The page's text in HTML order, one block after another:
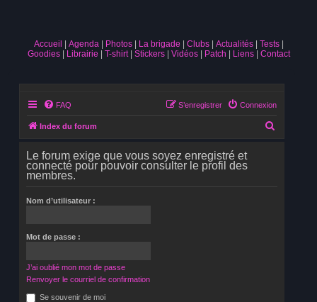
Accueil Agenda Photos La brigade Clubs Actualités
Tests
Goodies
Librairie T-shirt Stickers Vidéos Patch Liens Contact
FAQ Connexion
S’enregistrer
Index du forum
Le forum exige que vous soyez enregistré et
connecté pour pouvoir consulter le profil des
membres.
Nom d’utilisateur :
Mot de passe :
J’ai oublié mon mot de passe
Renvoyer le courriel de confirmation
Se souvenir de moi